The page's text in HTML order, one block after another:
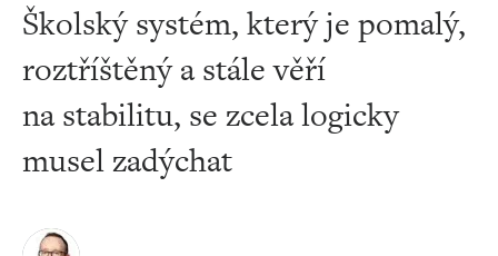
Školský systém, který je pomalý,
roztříštěný a stále věří
na stabilitu, se zcela logicky
musel zadýchat